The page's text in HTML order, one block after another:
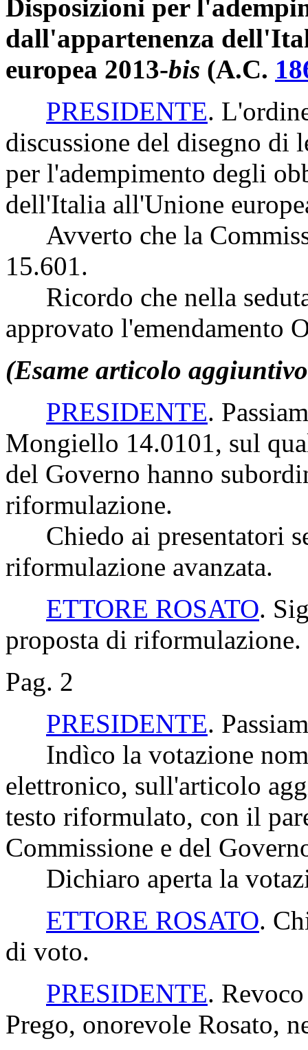
Disposizioni per
dall'appartenenza
europea 2013-bis (A.C.
PRESIDENTE.
discussione del disegno
per l'adempimento degli
dell'Italia all'Unione
Avverto che la
15.601.
Ricordo che nella
approvato l'emendamento
(Esame articolo
PRESIDENTE.
Mongiello 14.0101, sul
del Governo hanno
riformulazione.
Chiedo ai presentatori
riformulazione avanzata.
ETTORE ROSATO.
proposta di riformulazione.
Pag. 2
PRESIDENTE.
Indìco la votazione
elettronico, sull'articolo
testo riformulato, con il
Commissione e del
Dichiaro aperta la
ETTORE ROSATO.
di voto.
PRESIDENTE.
Prego, onorevole Rosato,